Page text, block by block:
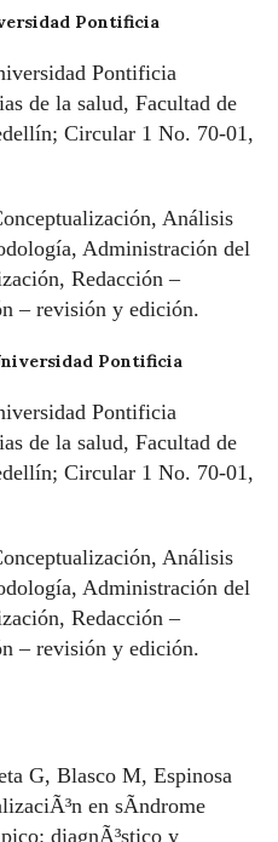
Pontificia
Pontificia
de la salud, Facultad de
Circular 1 No. 70-01,
Análisis
Administración del
Redacción –
– revisión y edición.
Pontificia
Pontificia
de la salud, Facultad de
Circular 1 No. 70-01,
Análisis
Administración del
Redacción –
– revisión y edición.
G, Blasco M, Espinosa
en sÃ­ndrome
diagnÃ³stico y